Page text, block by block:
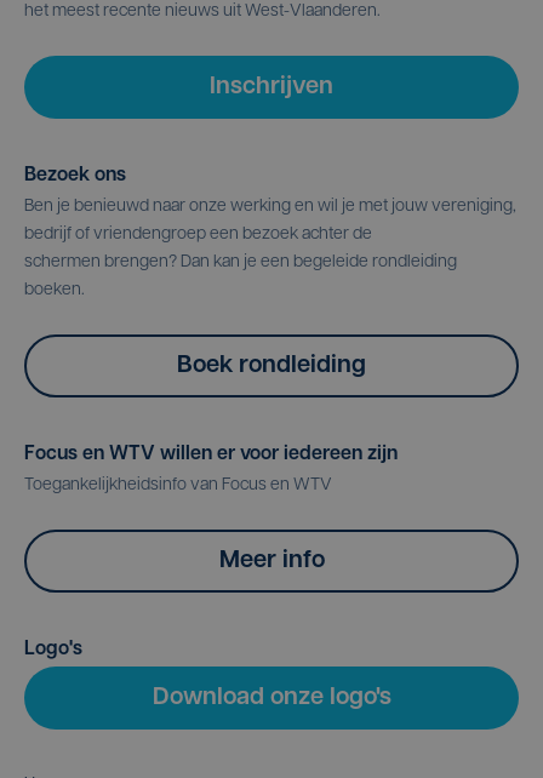
het meest recente nieuws uit West-Vlaanderen.
Inschrijven
Bezoek ons
Ben je benieuwd naar onze werking en wil je met jouw vereniging,
bedrijf of vriendengroep een bezoek achter de
schermen brengen? Dan kan je een begeleide rondleiding
boeken.
Boek rondleiding
Focus en WTV willen er voor iedereen zijn
Toegankelijkheidsinfo van Focus en WTV
Meer info
Logo's
Download onze logo's